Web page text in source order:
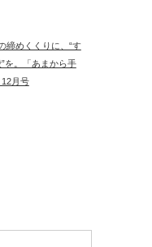
締めくくりに、“す
”を。「あまから手
月号